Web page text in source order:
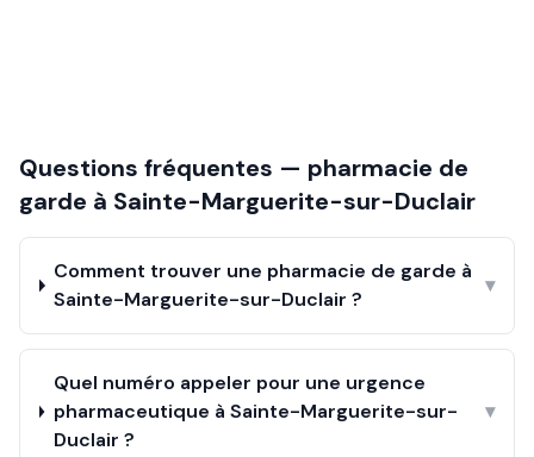
Questions fréquentes — pharmacie de
garde à Sainte-Marguerite-sur-Duclair
Comment trouver une pharmacie de garde à
Sainte-Marguerite-sur-Duclair ?
▾
Quel numéro appeler pour une urgence
pharmaceutique à Sainte-Marguerite-sur-
Duclair ?
▾